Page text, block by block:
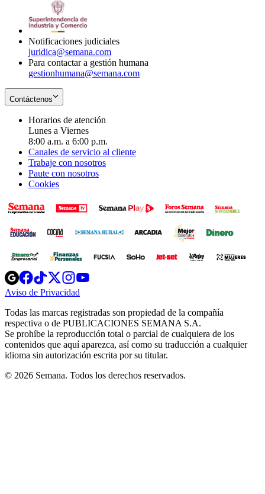
Notificaciones judiciales
juridica@semana.com
Para contactar a gestión humana
gestionhumana@semana.com
Contáctenos
Horarios de atención
Lunes a Viernes
8:00 a.m. a 6:00 p.m.
Canales de servicio al cliente
Trabaje con nosotros
Paute con nosotros
Cookies
Opens
in
new
Opens
in
new
Opens
in
new
window
Opens
new
windowwindow
Aviso de Privacidad
new
window
Todas las marcas registradas son propiedad de la compañía
respectiva o de PUBLICACIONES SEMANA S.A.
Se prohíbe la reproducción total o parcial de cualquiera de los
contenidos que aquí aparezca, así como su traducción a cualquier
idioma sin autorización escrita por su titular.
© 2026 Semana. Todos los derechos reservados.